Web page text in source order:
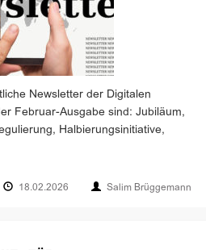
Newsletter der Digitalen
Februar-Ausgabe sind: Jubiläum,
Halbierungsinitiative,
18.02.2026 Salim Brüggemann